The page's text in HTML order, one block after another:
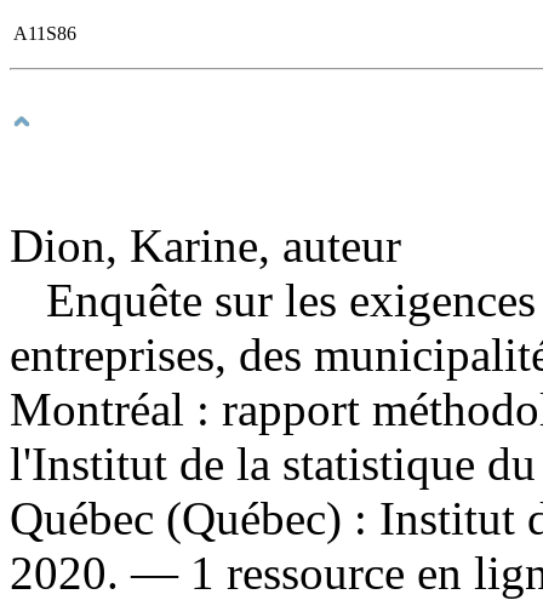
A11S86
Dion, Karine, auteur
Enquête sur les
entreprises, des
Montréal : rapport
l'Institut de la statistique
Québec (Québec) : Institut
2020. — 1 ressource en